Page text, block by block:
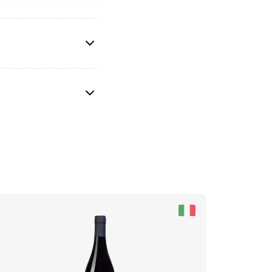
i mer än
m), där det svala
terroir och tradition